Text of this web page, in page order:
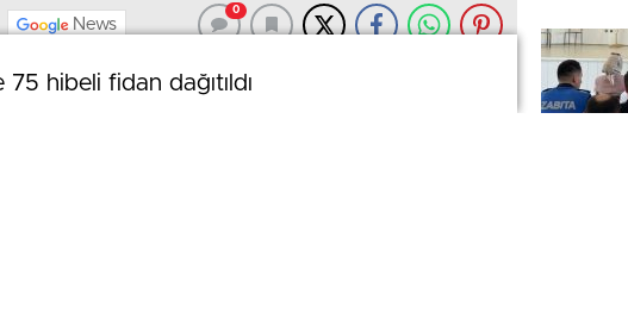
hibeli fidan dağıtıldı
News
0
Akif Ersoy Ortaokulu öğrencileriyle
hibeli fidan dağıtıldı